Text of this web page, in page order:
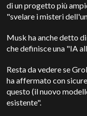
di un progetto più
"svelare i misteri
Musk ha anche detto
che definisce una "IA
Resta da vedere se
ha affermato con
questo (il nuovo
esistente".